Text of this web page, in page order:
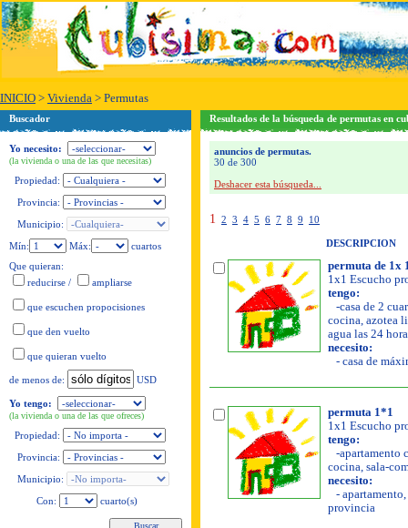
INICIO > Vivienda > Permutas
Buscador
Yo necesito:
(la vivienda o una de las que necesitas)
Propiedad:
Provincia:
Municipio:
Mín:
Máx:
cuartos
Que quieran:
reducirse / ampliarse
que escuchen propocisiones
que den vuelto
que quieran vuelto
de menos de: USD
Yo tengo:
(la vivienda o una de las que ofreces)
Propiedad:
Provincia:
Municipio:
Con:
cuarto(s)
Resultados de la búsqueda de permutas en
anuncios de permutas.
30 de 300
Deshacer esta búsqueda...
1 2 3 4 5 6 7 8 9 10
DESCRIPCION
permuta de 1x
1x1 Escucho
tengo:
-casa de 2
cocina, azotea
agua las 24
necesito:
- casa de
permuta 1*1
1x1 Escucho
tengo:
-apartamento
cocina, sala-
necesito:
-
provincia